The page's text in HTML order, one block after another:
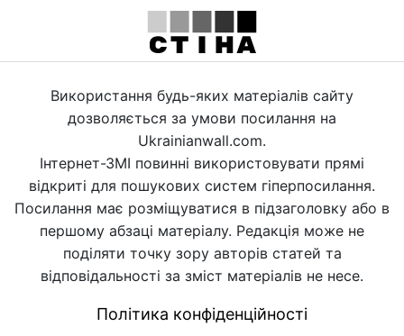
Використання будь-яких матеріалів сайту
дозволяється за умови посилання на
Ukrainianwall.com.
Інтернет-ЗМІ повинні використовувати прямі
відкриті для пошукових систем гіперпосилання.
Посилання має розміщуватися в підзаголовку або в
першому абзаці матеріалу. Редакція може не
поділяти точку зору авторів статей та
відповідальності за зміст матеріалів не несе.
Політика конфіденційності